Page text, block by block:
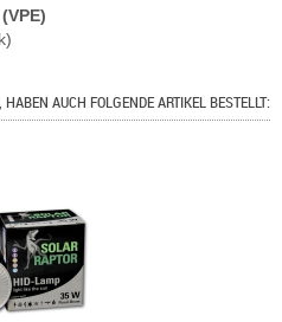
AUCH FOLGENDE ARTIKEL BESTELLT: